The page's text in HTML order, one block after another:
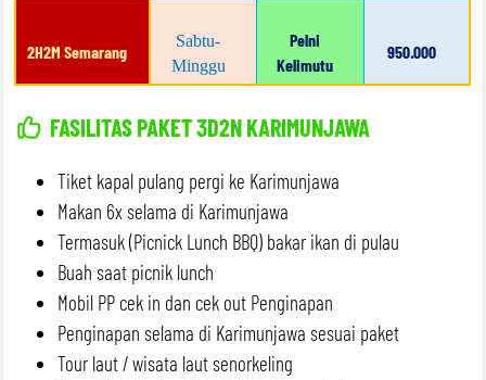
2H2M Semarang
Sabtu-
Minggu
Pelni
Kelimutu
950.000
FASILITAS PAKET 3D2N KARIMUNJAWA
Tiket kapal pulang pergi ke Karimunjawa
Makan 6x selama di Karimunjawa
Termasuk (Picnick Lunch BBQ) bakar ikan di pulau
Buah saat picnik lunch
Mobil PP cek in dan cek out Penginapan
Penginapan selama di Karimunjawa sesuai paket
Tour laut / wisata laut senorkeling